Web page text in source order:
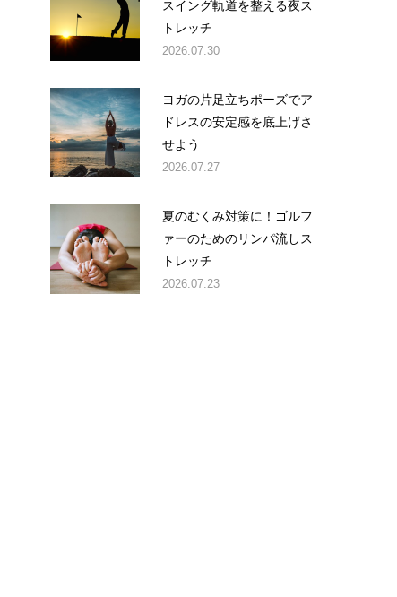
スイング軌道を整える夜ス
トレッチ
2026.07.30
ヨガの片足立ちポーズでア
ドレスの安定感を底上げさ
せよう
2026.07.27
夏のむくみ対策に！ゴルフ
ァーのためのリンパ流しス
トレッチ
2026.07.23